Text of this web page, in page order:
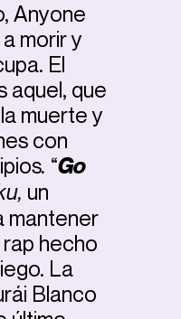
Anyone
morir y
El
aquel, que
muerte y
con
. “Go
un
mantener
hecho
La
Blanco